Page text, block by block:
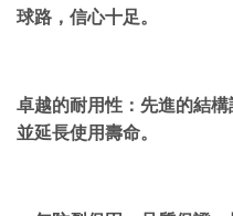
球路，信心十足。
卓越的耐用性：先進的結
並延長使用壽命。